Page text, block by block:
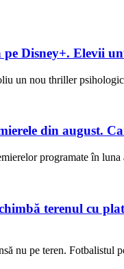
Disney+. Elevii
un nou thriller
din august.
programate în
terenul cu
nu pe teren. Fotbalistul